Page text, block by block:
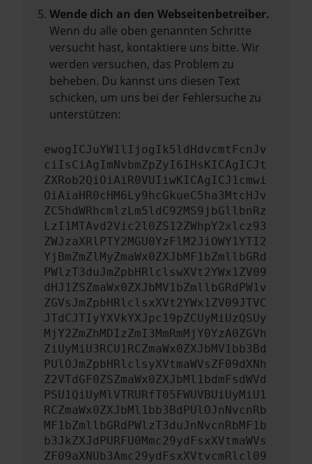
Wende dich an den Webseitenbetreiber.
Wenn du alle oben genannten Schritte
versucht hast, kontaktiere uns bitte. Wir
werden versuchen, das Problem zu
beheben. Du kannst uns diesen Text
schicken, um uns bei der Fehlersuche zu
unterstützen:
ewogICJuYW1lIjogIk5ldHdvcmtFcnJv
ciIsCiAgImNvbmZpZyI6IHsKICAgICJt
ZXRob2QiOiAiR0VUIiwKICAgICJ1cmwi
OiAiaHR0cHM6Ly9hcGkueC5ha3MtcHJv
ZC5hdWRhcmlzLm5ldC92MS9jbGllbnRz
LzI1MTAvd2Vic2l0ZS12ZWhpY2xlcz93
ZWJzaXRlPTY2MGU0YzFlM2JiOWY1YTI2
YjBmZmZlMyZmaWx0ZXJbMF1bZmllbGRd
PWlzT3duJmZpbHRlclswXVt2YWx1ZV09
dHJ1ZSZmaWx0ZXJbMV1bZmllbGRdPW1v
ZGVsJmZpbHRlclsxXVt2YWx1ZV09JTVC
JTdCJTIyYXVkYXJpc19pZCUyMiUzQSUy
MjY2ZmZhMDIzZmI3MmRmMjY0YzA0ZGVh
ZiUyMiU3RCU1RCZmaWx0ZXJbMV1bb3Bd
PUlOJmZpbHRlclsyXVtmaWVsZF09dXNh
Z2VTdGF0ZSZmaWx0ZXJbMl1bdmFsdWVd
PSU1QiUyMlVTRURfT05FWUVBUiUyMiU1
RCZmaWx0ZXJbMl1bb3BdPUlOJnNvcnRb
MF1bZmllbGRdPWlzT3duJnNvcnRbMF1b
b3JkZXJdPURFU0Mmc29ydFsxXVtmaWVs
ZF09aXNUb3Amc29ydFsxXVtvcmRlcl09